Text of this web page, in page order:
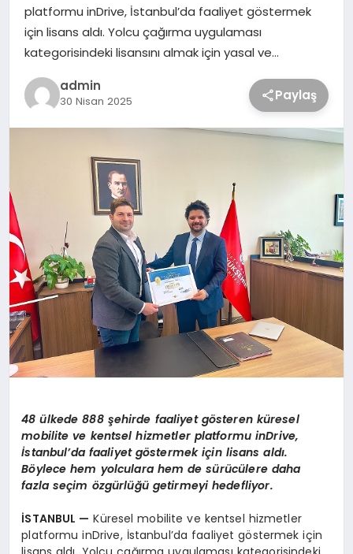
platformu inDrive, İstanbul’da faaliyet göstermek
için lisans aldı. Yolcu çağırma uygulaması
kategorisindeki lisansını almak için yasal ve…
admin
30 Nisan 2025 Paylaş
48 ülkede 888 şehirde faaliyet gösteren küresel
mobilite ve kentsel hizmetler platformu inDrive,
İstanbul’da faaliyet göstermek için lisans aldı.
Böylece hem yolculara hem de sürücülere daha
fazla seçim özgürlüğü getirmeyi hedefliyor.
İSTANBUL — Küresel mobilite ve kentsel hizmetler
platformu inDrive, İstanbul’da faaliyet göstermek için